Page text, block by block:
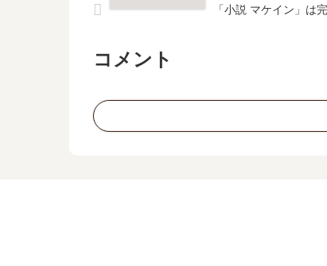
「小説 マケイン」は
コメント